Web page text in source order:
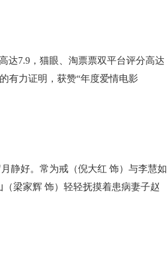
达7.9，猫眼、淘票票双平台评分高达
有力证明，获赞“年度爱情电影
静好。常为戒（倪大红 饰）与李慧如
梁家辉 饰）轻轻抚摸着患病妻子赵